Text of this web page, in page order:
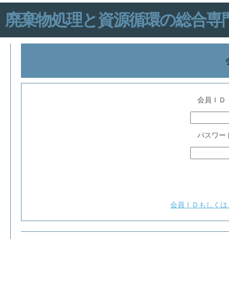
廃棄物処理と資源循環の総合専
会員ＩＤ
パスワー
会員ＩＤもしく